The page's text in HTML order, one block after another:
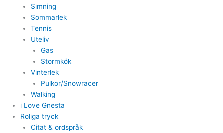
Simning
Sommarlek
Tennis
Uteliv
Gas
Stormkök
Vinterlek
Pulkor/Snowracer
Walking
i Love Gnesta
Roliga tryck
Citat & ordspråk